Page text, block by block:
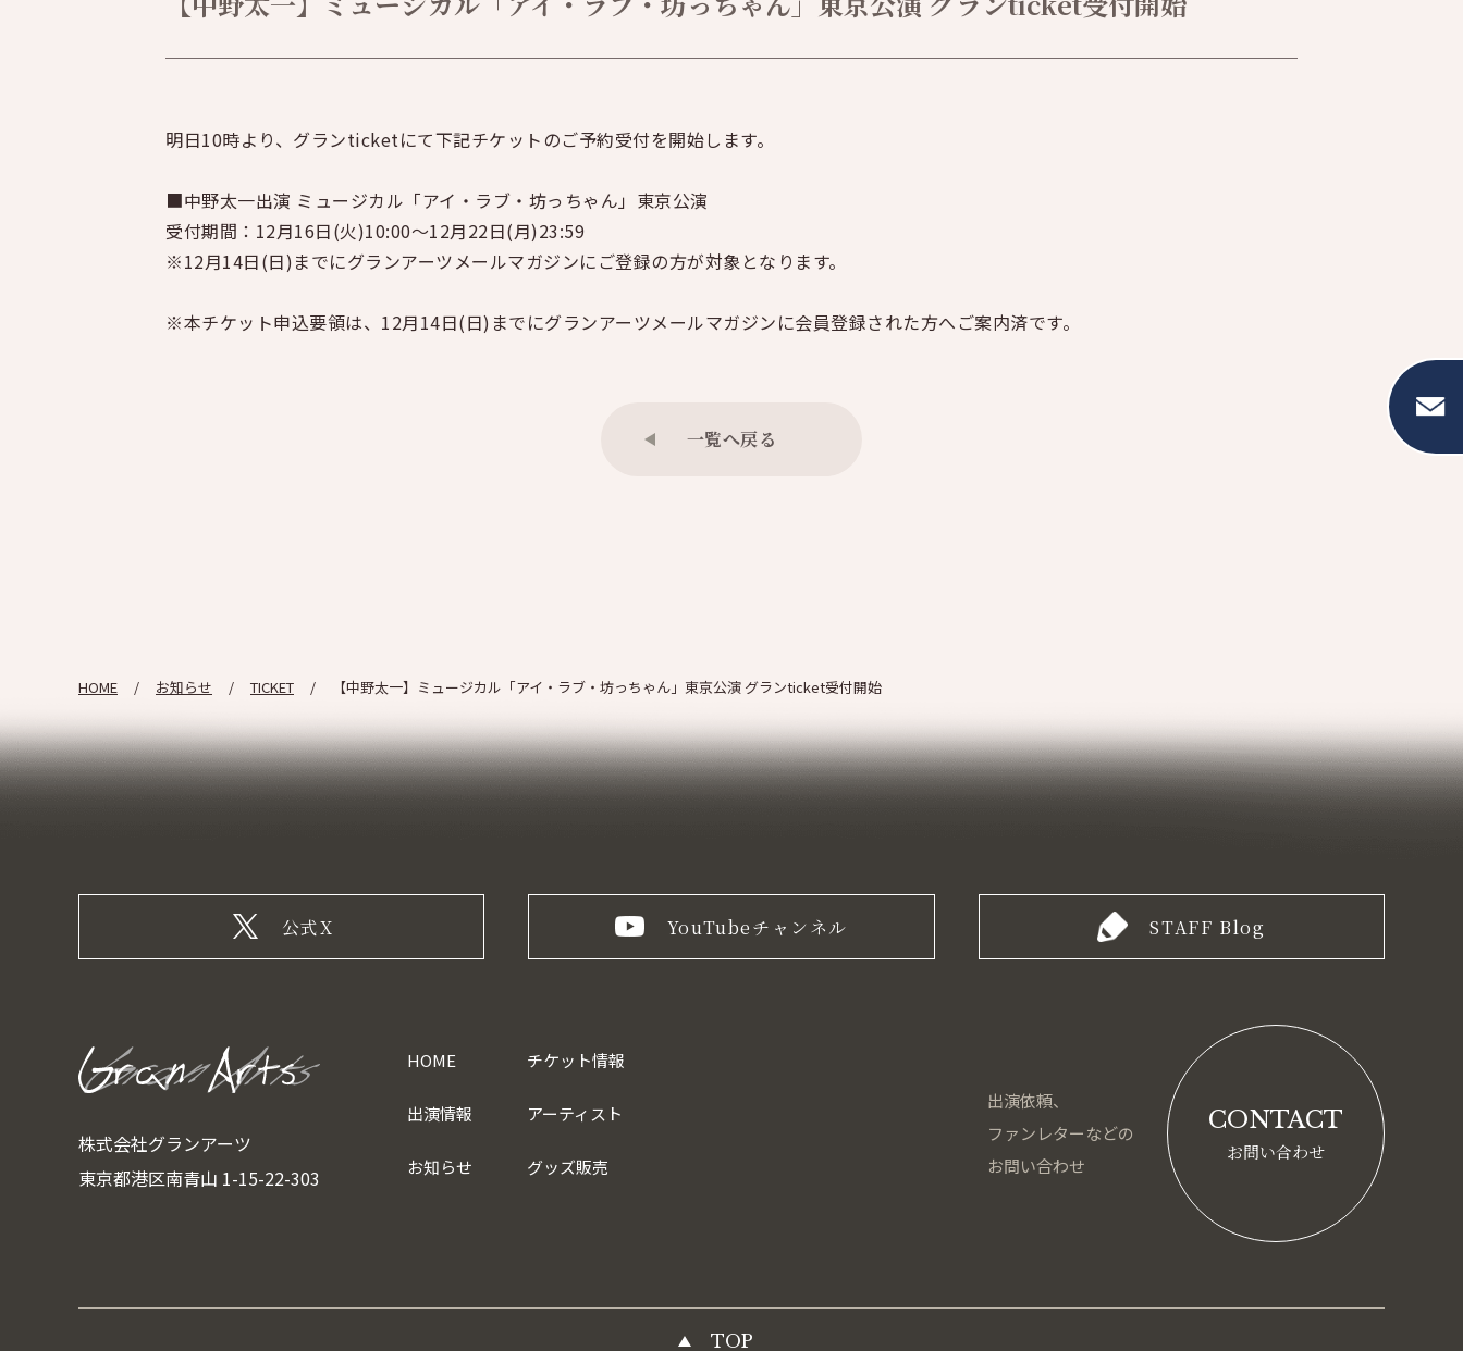
明日10時より、グランticketにて下記チケットのご予約受付を開始します。
■中野太一出演 ミュージカル「アイ・ラブ・坊っちゃん」東京公演
受付期間：12月16日(火)10:00～12月22日(月)23:59
※12月14日(日)までにグランアーツメールマガジンにご登録の方が対象となります。
※本チケット申込要領は、12月14日(日)までにグランアーツメールマガジンに会員登録された方へご案内済です。
一覧へ戻る
HOME お知らせ TICKET 【中野太一】ミュージカル「アイ・ラブ・坊っちゃん」東京公演 グランticket受付開始
公式X YouTubeチャンネル STAFF Blog
株式会社グランアーツ
東京都港区南青山 1-15-22-303
HOME
出演情報
お知らせ
チケット情報
アーティスト
グッズ販売
出演依頼、
ファンレターなどの
お問い合わせ
CONTACT
お問い合わせ
TOP